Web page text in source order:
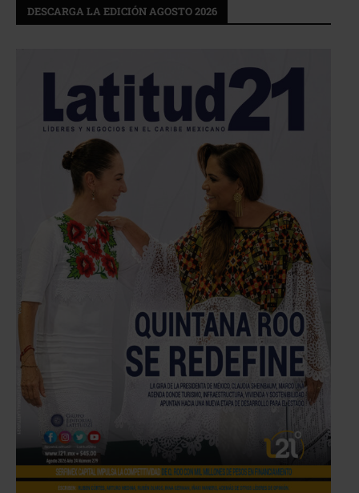
DESCARGA LA EDICIÓN AGOSTO 2026